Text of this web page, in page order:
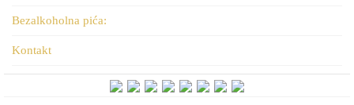
Bezalkoholna pića:
Kontakt